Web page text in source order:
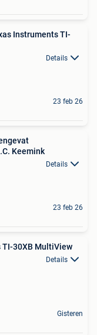
Instruments TI-
Details
23 feb 26
Keemink
Details
23 feb 26
30XB MultiView
Details
Gisteren